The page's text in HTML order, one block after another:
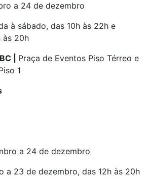
a 24 de dezembro
à sábado, das 10h às 22h e
às 20h
| Praça de Eventos Piso Térreo e
1
a 24 de dezembro
a 23 de dezembro, das 12h às 20h